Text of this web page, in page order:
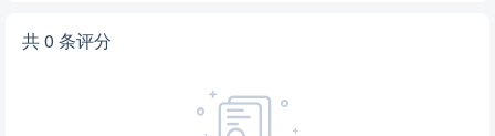
等法律文件；因车体广告发布、收费、与广告客户的争议等任何问
￥ 元/辆/月 。如遇不足一个计算周期的，按天折算回报金额。 回
报的调整： 。 款项的支付：按 季度 支付。 首次支付时间为：
共 0 条评分